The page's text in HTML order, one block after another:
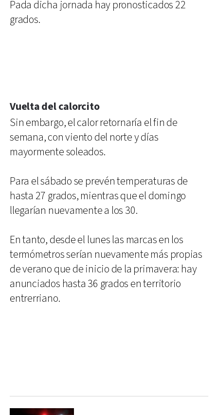
Pada dicha jornada hay pronosticados 22
grados.
Vuelta del calorcito
Sin embargo, el calor retornaría el fin de
semana, con viento del norte y días
mayormente soleados.
Para el sábado se prevén temperaturas de
hasta 27 grados, mientras que el domingo
llegarían nuevamente a los 30.
En tanto, desde el lunes las marcas en los
termómetros serían nuevamente más propias
de verano que de inicio de la primavera: hay
anunciados hasta 36 grados en territorio
entrerriano.